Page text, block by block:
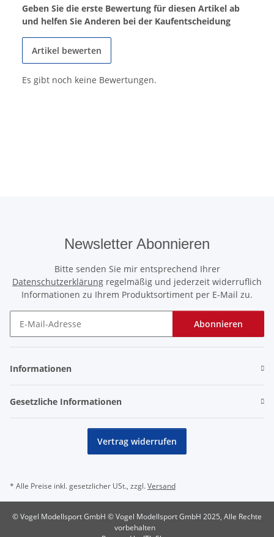
Geben Sie die erste Bewertung für diesen Artikel ab
und helfen Sie Anderen bei der Kaufentscheidung
Artikel bewerten
Es gibt noch keine Bewertungen.
Newsletter Abonnieren
Bitte senden Sie mir entsprechend Ihrer
Datenschutzerklärung regelmäßig und jederzeit widerruflich
Informationen zu Ihrem Produktsortiment per E-Mail zu.
Abonnieren
Informationen
Gesetzliche Informationen
Vertrag widerrufen
* Alle Preise inkl. gesetzlicher USt., zzgl.Versand
© Vogel Modellsport GmbH © Vogel Modellsport GmbH 2025, Alle Rechte
vorbehalten